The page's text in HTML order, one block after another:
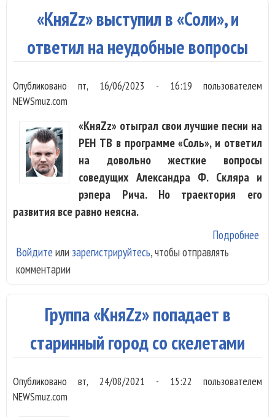
«КняZz» выступил в «Соли», и
ответил на неудобные вопросы
Опубликованопт, 16/06/2023 - 16:19 пользователем
NEWSmuz.com
«КняZz» отыграл свои лучшие песни на
РЕН ТВ в программе «Соль», и ответил
на довольно жесткие вопросы
соведущих Александра Ф. Скляра и
рэпера Рича. Но траектория его
развития все равно неясна.
Подробнее
Войдите или зарегистрируйтесь, чтобы отправлять
комментарии
Группа «КняZz» попадает в
старинный город со скелетами
Опубликовановт, 24/08/2021 - 15:22 пользователем
NEWSmuz.com